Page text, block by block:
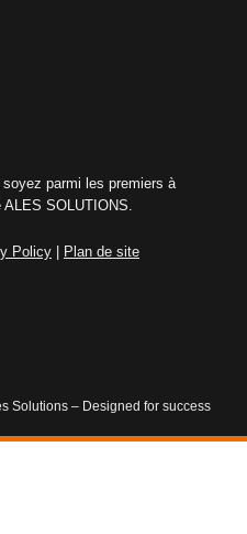
parmi les premiers à
SOLUTIONS.
Policy Plan de site
Solutions – Designed for success